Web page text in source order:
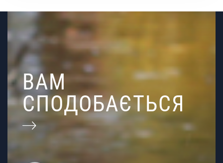
ВАМ
СПОДОБАЄТЬСЯ